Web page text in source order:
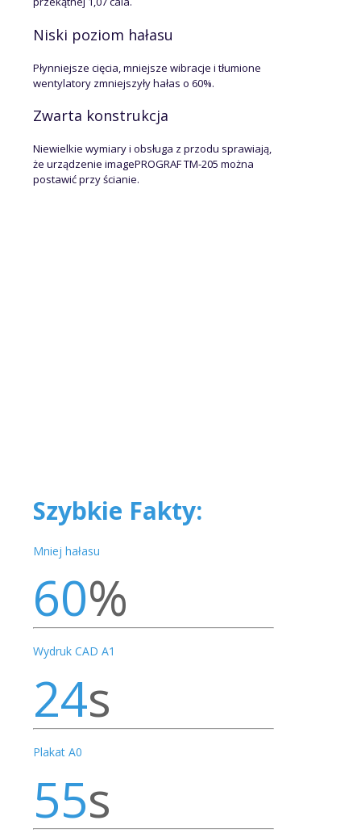
Niski poziom hałasu
Płynniejsze cięcia, mniejsze wibracje i tłumione
wentylatory zmniejszyły hałas o 60%.
Zwarta konstrukcja
Niewielkie wymiary i obsługa z przodu sprawiają,
że urządzenie imagePROGRAF TM-205 można
postawić przy ścianie.
Szybkie Fakty:
Mniej hałasu
60%
Wydruk CAD A1
24s
Plakat A0
55s